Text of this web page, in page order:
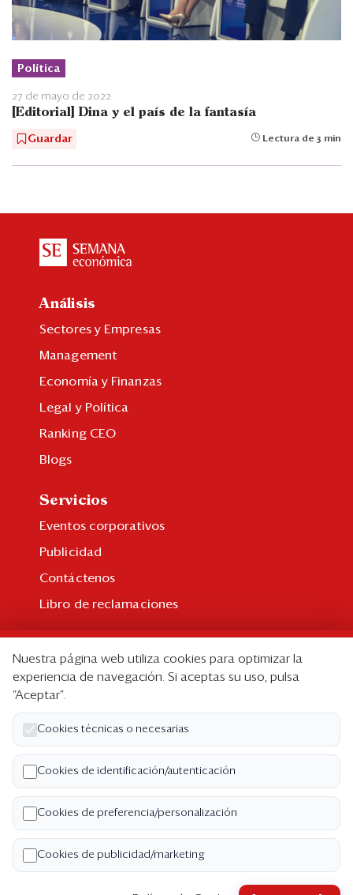
Política
27 de mayo de 2022
[Editorial] Dina y el país de la fantasía
Guardar Lectura de 3 min
Análisis
Sectores y Empresas
Management
Economía y Finanzas
Legal y Política
Ranking CEO
Blogs
Servicios
Eventos corporativos
Publicidad
Contáctenos
Libro de reclamaciones
Suscripción individual
Paquetes corporativos
Edición Impresa
Nosotros
Quiénes somos
Código de ética
Términos y Condiciones
Nuestra página web utiliza cookies para optimizar la
experiencia de navegación. Si aceptas su uso, pulsa
“Aceptar”.
Cookies técnicas o necesarias
Cookies de identificación/autenticación
Cookies de preferencia/personalización
Cookies de publicidad/marketing